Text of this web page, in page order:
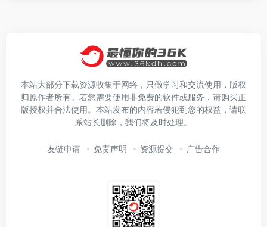
本站大部分下载资源收集于网络，只做学习和交流使用，版权
归原作者所有。若您需要使用非免费的软件或服务，请购买正
版授权并合法使用。本站发布的内容若侵犯到您的权益，请联
系站长删除，我们将及时处理。
友链申请 免责声明 资源提交 广告合作